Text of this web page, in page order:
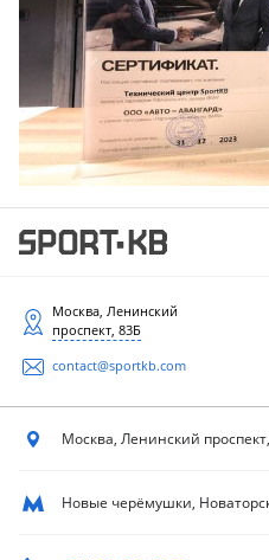
Москва, Ленинский
проспект, 83Б
contact@sportkb.com
Москва, Ленинский
Новые черёмушки,